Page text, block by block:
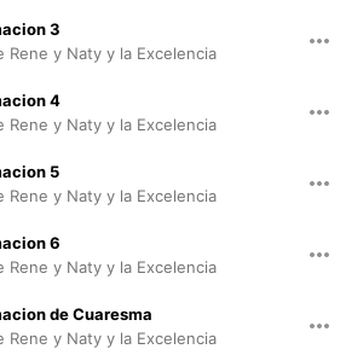
3
Rene y Naty y la Excelencia
4
Rene y Naty y la Excelencia
5
Rene y Naty y la Excelencia
6
Rene y Naty y la Excelencia
de Cuaresma
Rene y Naty y la Excelencia